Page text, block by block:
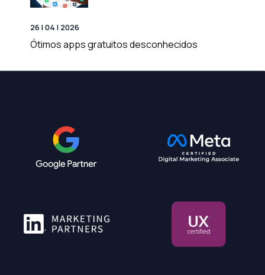
26 | 04 | 2026
Ótimos apps gratuitos desconhecidos